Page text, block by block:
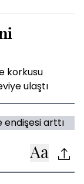
korkusu
ulaştı